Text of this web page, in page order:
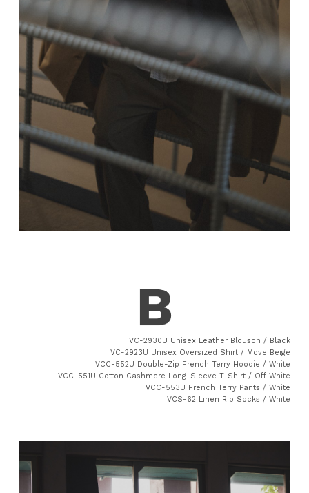
VC-2930U Unisex Leather Blouson / Black
VC-2923U Unisex Oversized Shirt / Move Beige
VCC-552U Double-Zip French Terry Hoodie / White
VCC-551U Cotton Cashmere Long-Sleeve T-Shirt / Off White
VCC-553U French Terry Pants / White
VCS-62 Linen Rib Socks / White